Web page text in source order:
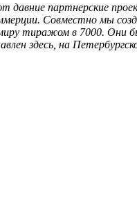
давние партнерские
Совместно мы
тиражом в 7000. Они
здесь, на